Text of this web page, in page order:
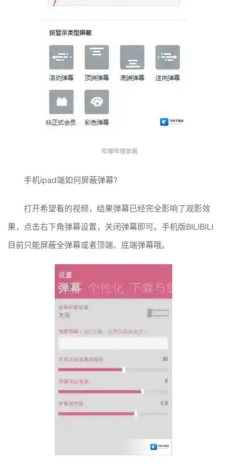
哔哩哔哩屏蔽
手机ipad端如何屏蔽弹幕?
打开希望看的视频，结果弹幕已经完全影响了观影效
果，点击右下角弹幕设置，关闭弹幕即可。手机版BILIBILI
目前只能屏蔽全弹幕或者顶端、底端弹幕哦。